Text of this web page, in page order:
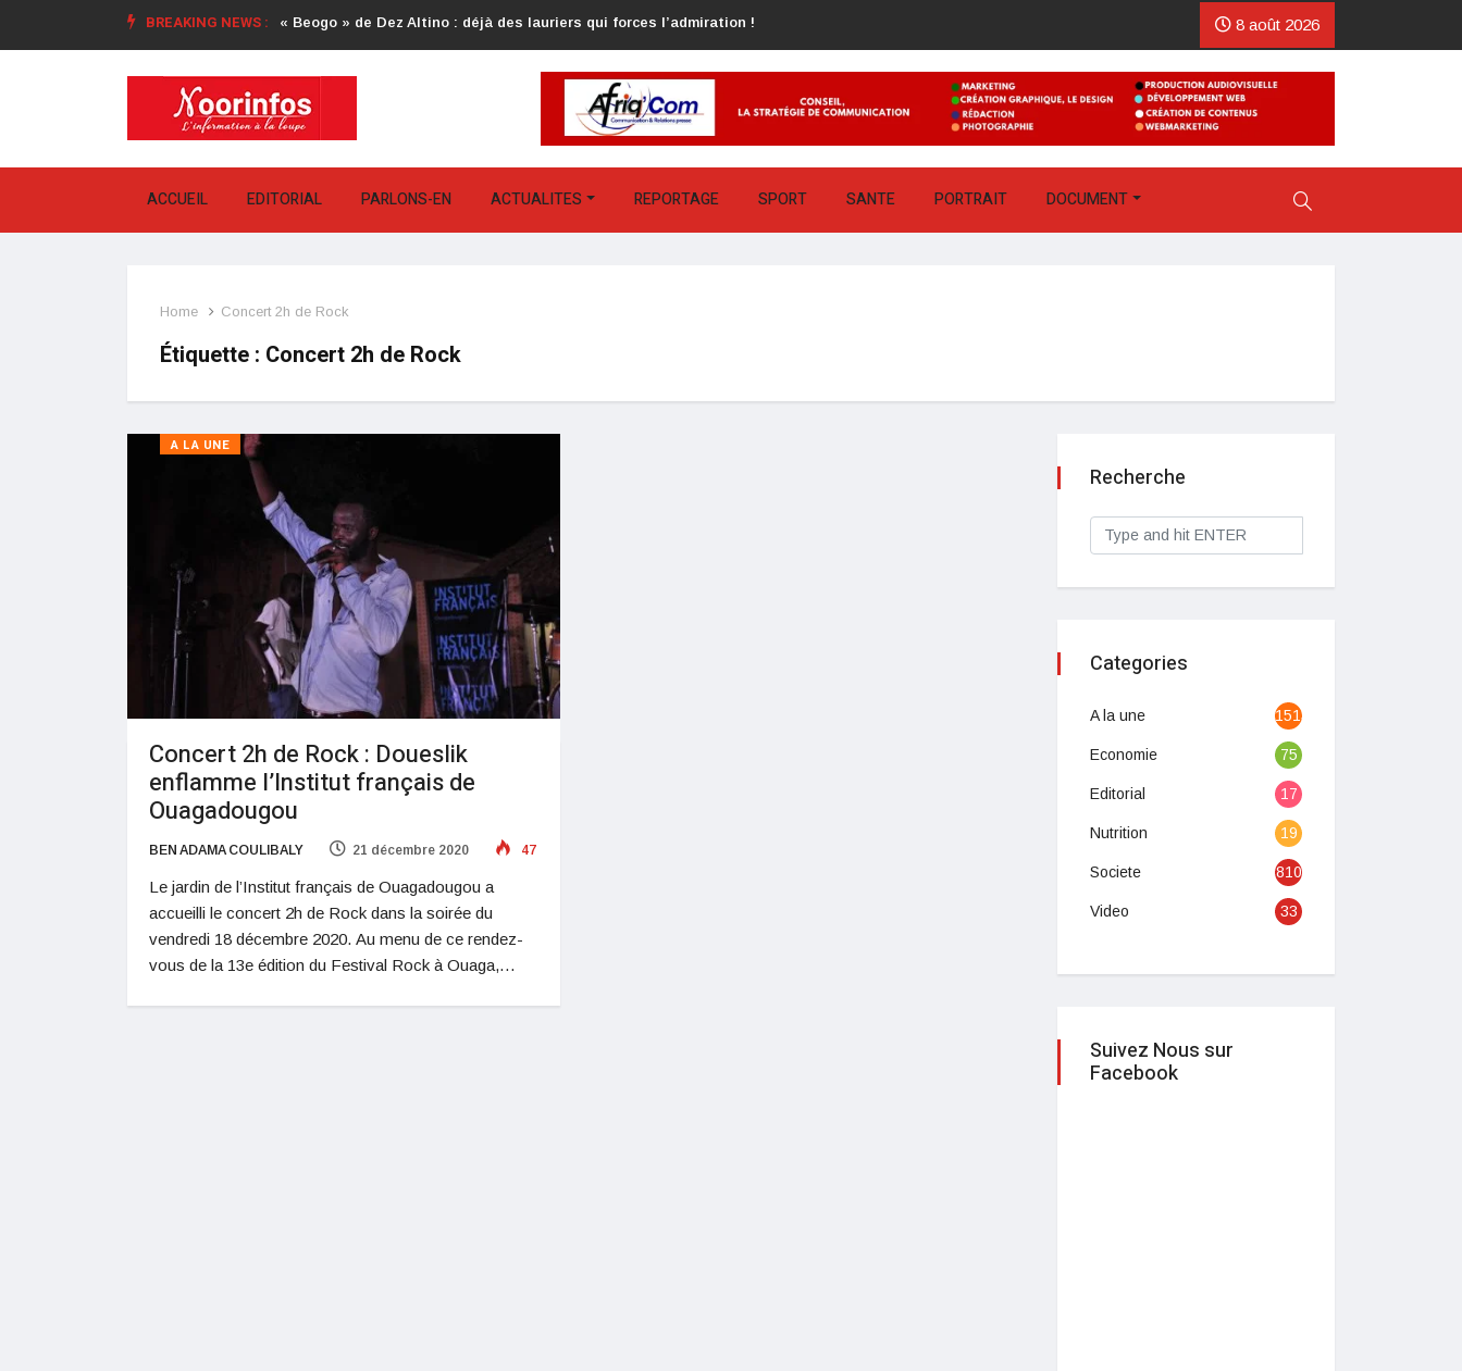
BREAKING NEWS : « Beogo » de Dez Altino : déjà des lauriers qui forces l’admiration ! 8 août 2026
ACCUEIL EDITORIAL PARLONS-EN ACTUALITES REPORTAGE SPORT SANTE PORTRAIT DOCUMENT
Home Concert 2h de Rock
Étiquette : Concert 2h de Rock
A LA UNE
Concert 2h de Rock : Doueslik
enflamme l’Institut français de
Ouagadougou
BEN ADAMA COULIBALY 21 décembre 2020 47
Le jardin de l’Institut français de Ouagadougou a
accueilli le concert 2h de Rock dans la soirée du
vendredi 18 décembre 2020. Au menu de ce rendez-
vous de la 13e édition du Festival Rock à Ouaga,…
Recherche
Categories
A la une 1513
Economie 75
Editorial 17
Nutrition 19
Societe 810
Video 33
Suivez Nous sur
Facebook